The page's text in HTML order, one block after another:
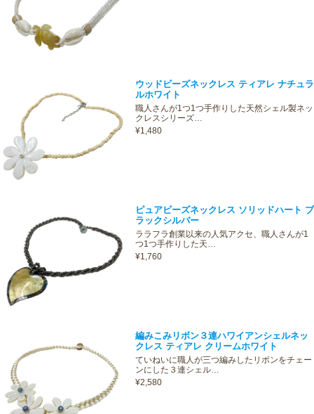
ウッドビーズネックレス ティアレ ナチュラ
ルホワイト
職人さんが1つ1つ手作りした天然シェル製ネッ
クレスシリーズ…
¥1,480
ピュアビーズネックレス ソリッドハート ブ
ラックシルバー
ララフラ創業以来の人気アクセ、職人さんが1
つ1つ手作りした天…
¥1,760
編みこみリボン３連ハワイアンシェルネッ
クレス ティアレ クリームホワイト
ていねいに職人が三つ編みしたリボンをチェー
ンにした３連シェル…
¥2,580